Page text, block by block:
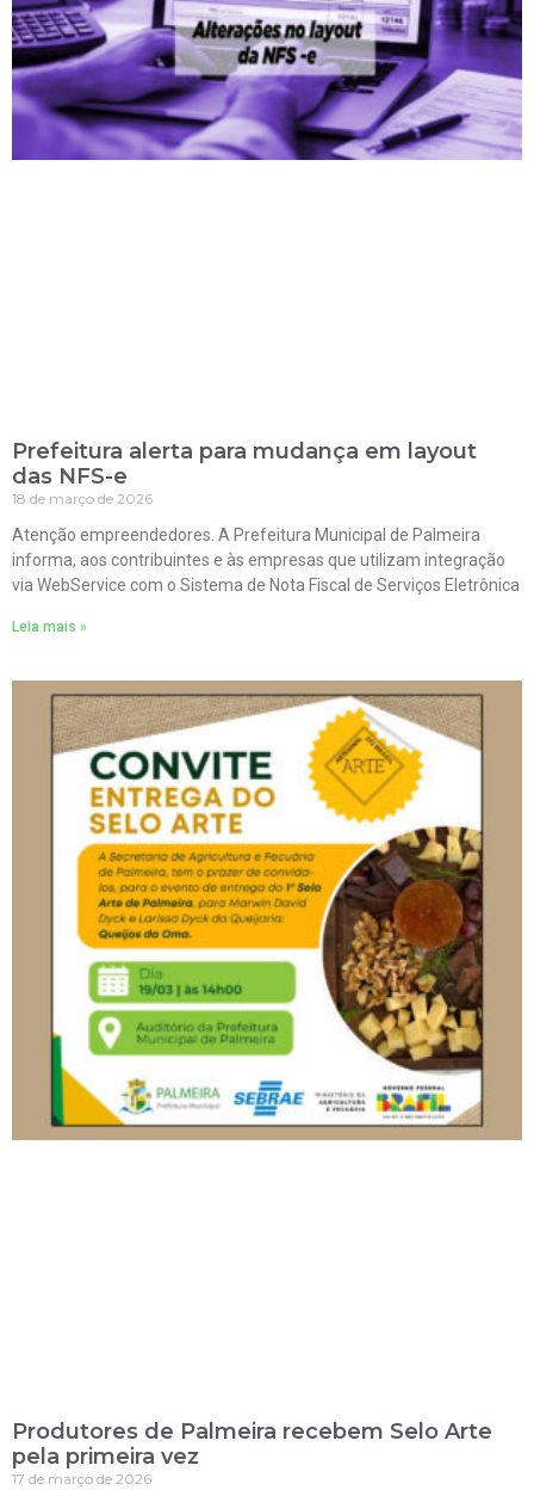
Prefeitura alerta para mudança em layout
das NFS-e
18 de março de 2026
Atenção empreendedores. A Prefeitura Municipal de Palmeira
informa, aos contribuintes e às empresas que utilizam integração
via WebService com o Sistema de Nota Fiscal de Serviços Eletrônica
Leia mais »
Produtores de Palmeira recebem Selo Arte
pela primeira vez
17 de março de 2026